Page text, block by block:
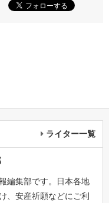
ライター一覧
編集部です。日本各地
、安産祈願などにご利